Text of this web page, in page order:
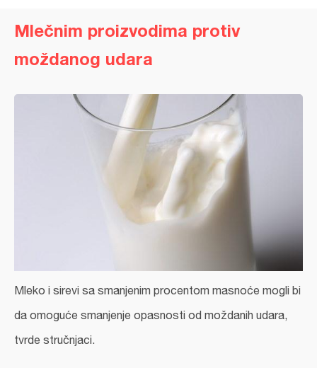
Mlečnim proizvodima protiv
moždanog udara
Mleko i sirevi sa smanjenim procentom masnoće mogli bi
da omoguće smanjenje opasnosti od moždanih udara,
tvrde stručnjaci.